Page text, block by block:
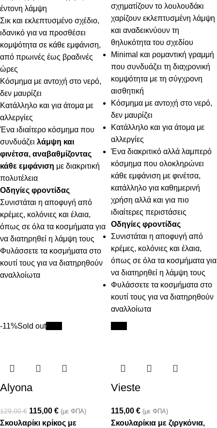
έντονη λάμψη
Σικ και εκλεπτυσμένο σχέδιο,
ιδανικό για να προσθέσει
κομψότητα σε κάθε εμφάνιση,
από πρωινές έως βραδινές
ώρες
Κόσμημα με αντοχή στο νερό,
δεν μαυρίζει
Κατάλληλο και για άτομα με
αλλεργίες
Ένα ιδιαίτερο κόσμημα που
συνδυάζει λάμψη και
φινέτσα, αναβαθμίζοντας
κάθε εμφάνιση με διακριτική
πολυτέλεια
Οδηγίες φροντίδας
Συνιστάται η αποφυγή από
κρέμες, κολόνιες και έλαια,
όπως σε όλα τα κοσμήματα για
να διατηρηθεί η λάμψη τους
Φυλάσσετε τα κοσμήματα στο
κουτί τους για να διατηρηθούν
αναλλοίωτα
σχηματίζουν το λουλουδάκι
χαρίζουν εκλεπτυσμένη λάμψη
και αναδεικνύουν τη
θηλυκότητα του σχεδίου
Minimal και ρομαντική γραμμή
που συνδυάζει τη διαχρονική
κομψότητα με τη σύγχρονη
αισθητική
Κόσμημα με αντοχή στο νερό,
δεν μαυρίζει
Κατάλληλο και για άτομα με
αλλεργίες
Ένα διακριτικό αλλά λαμπερό
κόσμημα που ολοκληρώνει
κάθε εμφάνιση με φινέτσα,
κατάλληλο για καθημερινή
χρήση αλλά και για πιο
ιδιαίτερες περιστάσεις
Οδηγίες φροντίδας
Συνιστάται η αποφυγή από
κρέμες, κολόνιες και έλαια,
όπως σε όλα τα κοσμήματα για
να διατηρηθεί η λάμψη τους
Φυλάσσετε τα κοσμήματα στο
κουτί τους για να διατηρηθούν
αναλλοίωτα
-11%Sold out
Alyona
129,00€ 115,00 € (με ΦΠΑ)
Σκουλαρίκι κρίκος με
Vieste
115,00 € (με ΦΠΑ)
Σκουλαρίκια με ζιργκόνια,